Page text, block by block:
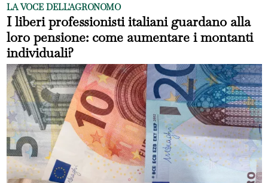
LA VOCE DELL'AGRONOMO
I liberi professionisti italiani guardano alla
loro pensione: come aumentare i montanti
individuali?